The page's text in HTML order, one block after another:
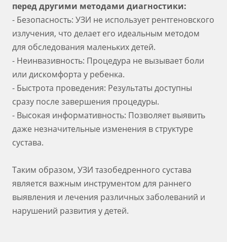
перед другими методами диагностики:
- Безопасность: УЗИ не использует рентгеновского
излучения, что делает его идеальным методом
для обследования маленьких детей.
- Неинвазивность: Процедура не вызывает боли
или дискомфорта у ребенка.
- Быстрота проведения: Результаты доступны
сразу после завершения процедуры.
- Высокая информативность: Позволяет выявить
даже незначительные изменения в структуре
сустава.
Таким образом, УЗИ тазобедренного сустава
является важным инструментом для раннего
выявления и лечения различных заболеваний и
нарушений развития у детей.